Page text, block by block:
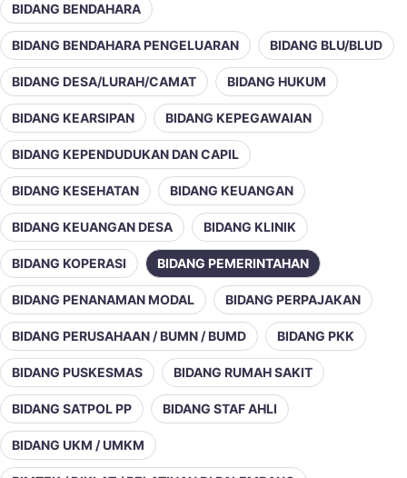
BIDANG BENDAHARA
BIDANG BENDAHARA PENGELUARAN BIDANG BLU/BLUD
BIDANG DESA/LURAH/CAMAT BIDANG HUKUM
BIDANG KEARSIPAN BIDANG KEPEGAWAIAN
BIDANG KEPENDUDUKAN DAN CAPIL
BIDANG KESEHATAN BIDANG KEUANGAN
BIDANG KEUANGAN DESA BIDANG KLINIK
BIDANG KOPERASI BIDANG PEMERINTAHAN
BIDANG PENANAMAN MODAL BIDANG PERPAJAKAN
BIDANG PERUSAHAAN / BUMN / BUMD BIDANG PKK
BIDANG PUSKESMAS BIDANG RUMAH SAKIT
BIDANG SATPOL PP BIDANG STAF AHLI
BIDANG UKM / UMKM